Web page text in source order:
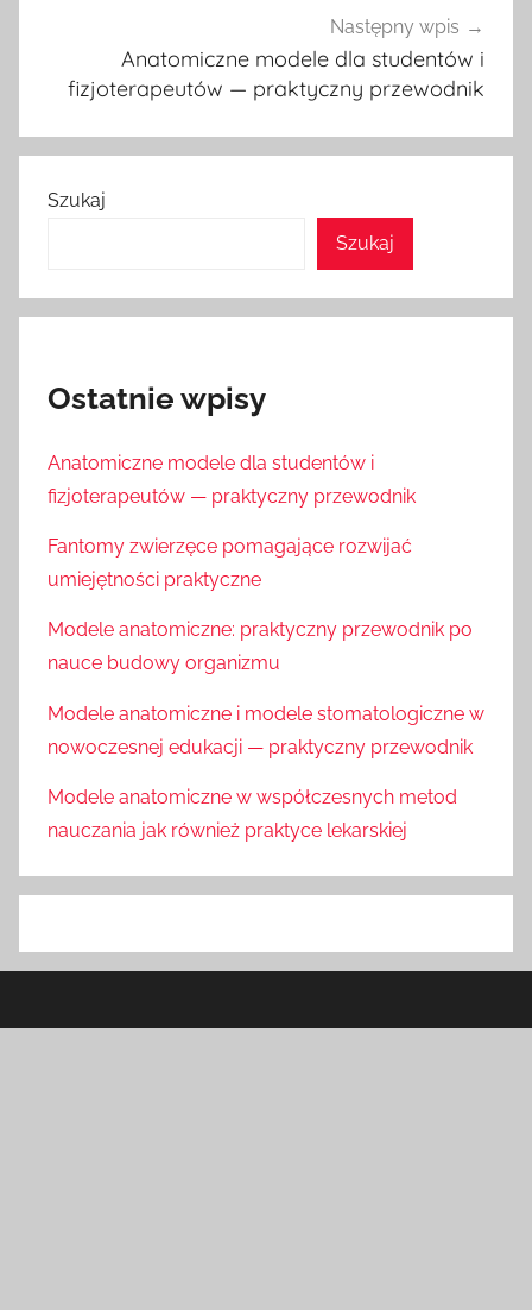
Następny wpis
Anatomiczne modele dla studentów i
fizjoterapeutów — praktyczny przewodnik
Szukaj
Szukaj
Ostatnie wpisy
Anatomiczne modele dla studentów i
fizjoterapeutów — praktyczny przewodnik
Fantomy zwierzęce pomagające rozwijać
umiejętności praktyczne
Modele anatomiczne: praktyczny przewodnik po
nauce budowy organizmu
Modele anatomiczne i modele stomatologiczne w
nowoczesnej edukacji — praktyczny przewodnik
Modele anatomiczne w współczesnych metod
nauczania jak również praktyce lekarskiej